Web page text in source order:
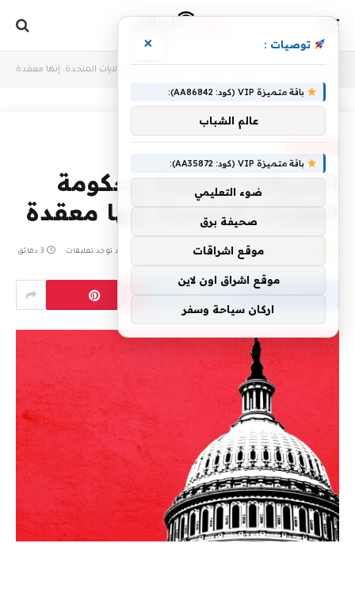
الشركات الناشئة وحكومة الولايات المتحدة: إنها معقدة
الشركات الناشئة وحكومة
الولايات المتحدة: إنها معقدة
CODES-VODAFONE لا توجد تعليقات 3 دقائق
توصيات : ×
باقة متميزة VIP (كود: AA86842):
عالم الشباب
باقة متميزة VIP (كود: AA35872):
ضوء التعليمي
صحيفة برق
موقع اشراقات
موقع اشراق اون لاين
اركان سياحة وسفر